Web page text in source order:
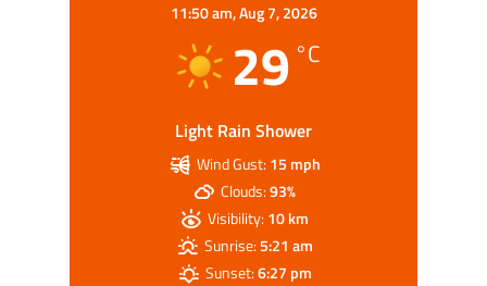
11:50 am,Aug 7, 2026
29 °C
Light Rain Shower
Wind Gust: 15 mph
Clouds:93%
Visibility:10 km
Sunrise:5:21 am
Sunset:6:27 pm